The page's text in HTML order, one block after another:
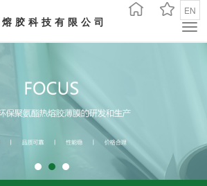
胶科技有限公司
EN